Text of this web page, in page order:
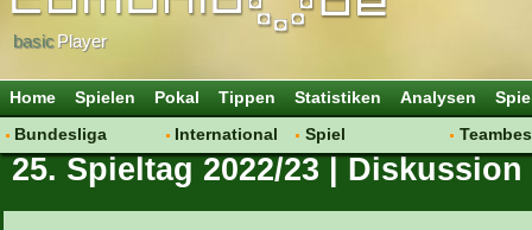
basicPlayer
Home Spielen Pokal Tippen Statistiken Analysen
Bundesliga
Hot News
International
Vereine
Spiel
Regeln & Tipps
25. Spieltag 2022/23 | Diskussion